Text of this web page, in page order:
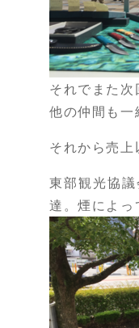
それでまた次
他の仲間も一
それから売上
東部観光協
達。煙によっ